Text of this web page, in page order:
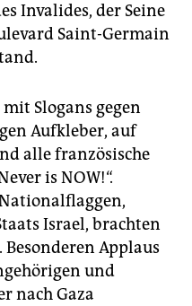
Invalides, der Seine
Saint-Germain
Slogans gegen
Aufkleber, auf
alle französische
is NOW!“.
Israel, brachten
Applaus
und
nach Gaza